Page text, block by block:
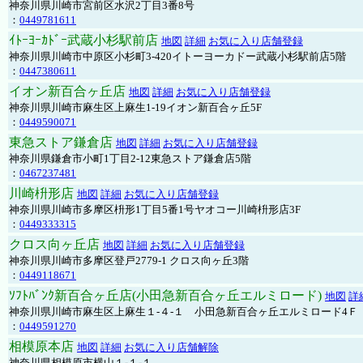
神奈川県川崎市宮前区水沢2丁目3番8号
： 0449781611
ｲﾄｰﾖｰｶﾄﾞｰ武蔵小杉駅前店 地図 詳細 お気に入り店舗登録
神奈川県川崎市中原区小杉町3-420イトーヨーカドー武蔵小杉駅前店5階
： 0447380611
イオン新百合ヶ丘店 地図 詳細 お気に入り店舗登録
神奈川県川崎市麻生区上麻生1-19イオン新百合ヶ丘5F
： 0449590071
東急ストア鎌倉店 地図 詳細 お気に入り店舗登録
神奈川県鎌倉市小町1丁目2-12東急ストア鎌倉店5階
： 0467237481
川崎枡形店 地図 詳細 お気に入り店舗登録
神奈川県川崎市多摩区枡形1丁目5番1号ヤオコー川崎枡形店3F
： 0449333315
クロス向ヶ丘店 地図 詳細 お気に入り店舗登録
神奈川県川崎市多摩区登戸2779-1 クロス向ヶ丘3階
： 0449118671
ｿﾌﾄﾊﾞﾝｸ新百合ヶ丘店(小田急新百合ヶ丘エルミロード) 地図 詳
神奈川県川崎市麻生区上麻生１-４-１ 小田急新百合ヶ丘エルミロード4Ｆ
： 0449591270
相模原本店 地図 詳細 お気に入り店舗解除